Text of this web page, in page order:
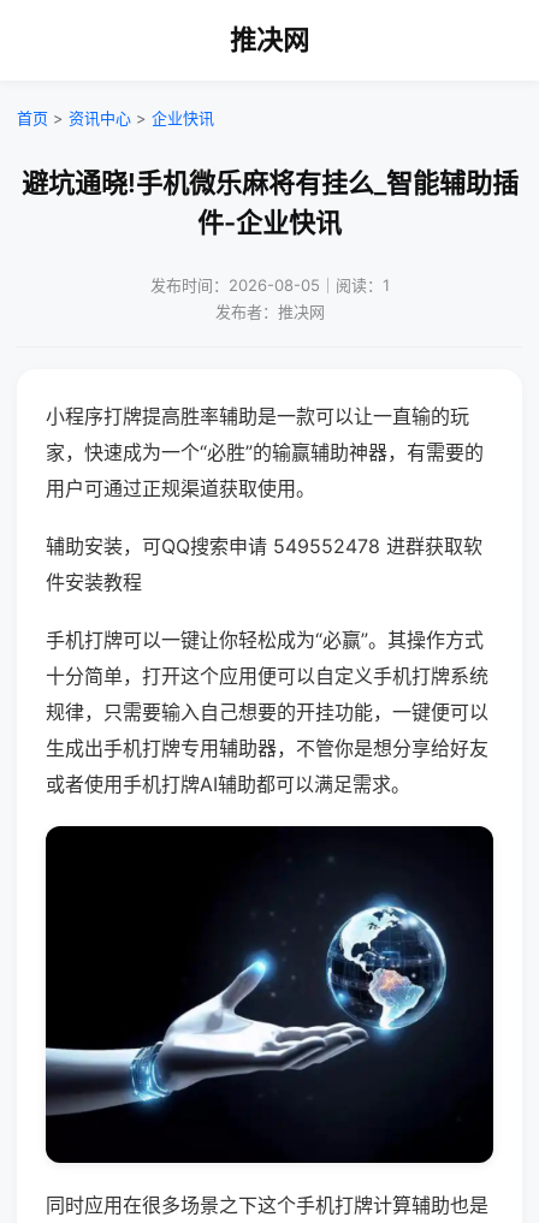
推决网
首页 > 资讯中心 > 企业快讯
避坑通晓!手机微乐麻将有挂么_智能辅助插
件-企业快讯
发布时间：2026-08-05｜阅读：1
发布者：推决网
小程序打牌提高胜率辅助是一款可以让一直输的玩
家，快速成为一个“必胜”的输赢辅助神器，有需要的
用户可通过正规渠道获取使用。
辅助安装，可QQ搜索申请 549552478 进群获取软
件安装教程
手机打牌可以一键让你轻松成为“必赢”。其操作方式
十分简单，打开这个应用便可以自定义手机打牌系统
规律，只需要输入自己想要的开挂功能，一键便可以
生成出手机打牌专用辅助器，不管你是想分享给好友
或者使用手机打牌AI辅助都可以满足需求。
同时应用在很多场景之下这个手机打牌计算辅助也是